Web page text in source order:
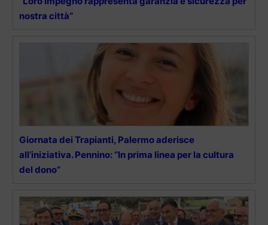
nostra città”
Giornata dei Trapianti, Palermo aderisce
all’iniziativa. Pennino: “In prima linea per la cultura
del dono”